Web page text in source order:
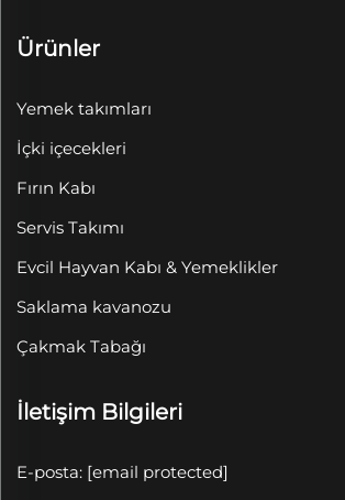
Ürünler
Yemek takımları
İçki içecekleri
Fırın Kabı
Servis Takımı
Evcil Hayvan Kabı & Yemeklikler
Saklama kavanozu
Çakmak Tabağı
İletişim Bilgileri
E-posta: [email protected]